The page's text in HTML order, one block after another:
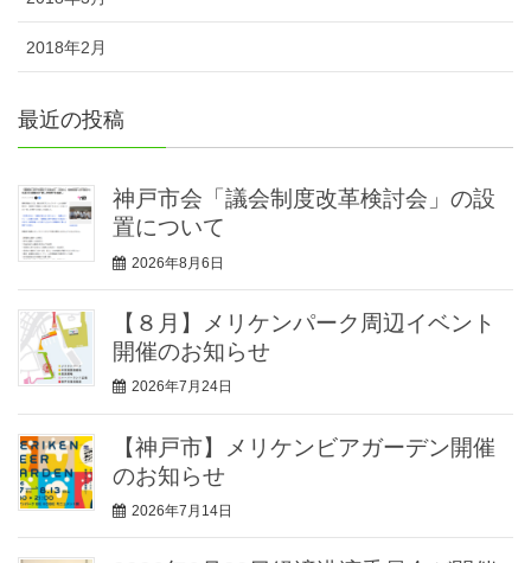
2018年2月
最近の投稿
神戸市会「議会制度改革検討会」の設
置について
2026年8月6日
【８月】メリケンパーク周辺イベント
開催のお知らせ
2026年7月24日
【神戸市】メリケンビアガーデン開催
のお知らせ
2026年7月14日